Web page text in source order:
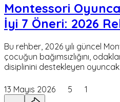
Montessori
İyi 7 Öneri: 2026
Bu rehber, 2026 yılı güncel
çocuğun bağımsızlığını,
disiplinini destekleyen
13 Mayıs 2026 5 1